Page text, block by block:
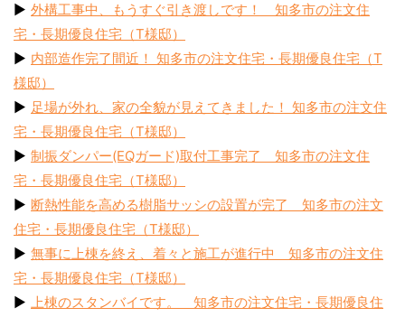
▶︎ 外構工事中、もうすぐ引き渡しです！ 知多市の注文住
宅・長期優良住宅（T様邸）
▶︎ 内部造作完了間近！ 知多市の注文住宅・長期優良住宅（T
様邸）
▶︎ 足場が外れ、家の全貌が見えてきました！ 知多市の注文住
宅・長期優良住宅（T様邸）
▶︎ 制振ダンパー(EQガード)取付工事完了 知多市の注文住
宅・長期優良住宅（T様邸）
▶︎ 断熱性能を高める樹脂サッシの設置が完了 知多市の注文
住宅・長期優良住宅（T様邸）
▶︎ 無事に上棟を終え、着々と施工が進行中 知多市の注文住
宅・長期優良住宅（T様邸）
▶︎ 上棟のスタンバイです。 知多市の注文住宅・長期優良住